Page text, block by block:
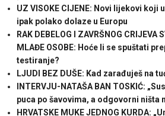
UZ VISOKE CIJENE: Novi lijekovi koji
ipak polako dolaze u Europu
RAK DEBELOG I ZAVRŠNOG CRIJEVA
MLAĐE OSOBE: Hoće li se spuštati
testiranje?
LJUDI BEZ DUŠE: Kad zarađuješ na
INTERVJU-NATAŠA BAN TOSKIĆ:
puca po šavovima, a odgovorni ništa
HRVATSKE MUKE JEDNOG KURDA: